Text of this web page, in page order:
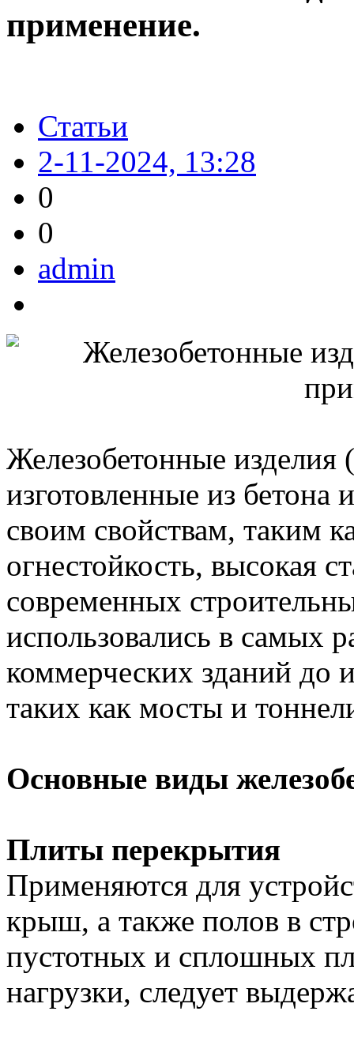
применение.
Статьи
2-11-2024, 13:28
0
0
admin
Железобетонные
изготовленные из бетона
своим свойствам, таким
огнестойкость, высокая
современных
использовались в самых
коммерческих зданий до
таких как мосты и
Основные виды
Плиты перекрытия
Применяются для
крыш, а также полов в
пустотных и сплошных
нагрузки, следует